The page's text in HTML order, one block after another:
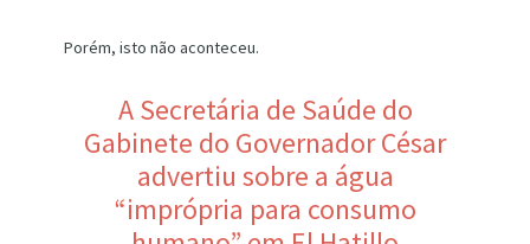
Porém, isto não aconteceu.
A Secretária de Saúde do
Gabinete do Governador César
advertiu sobre a água
“imprópria para consumo